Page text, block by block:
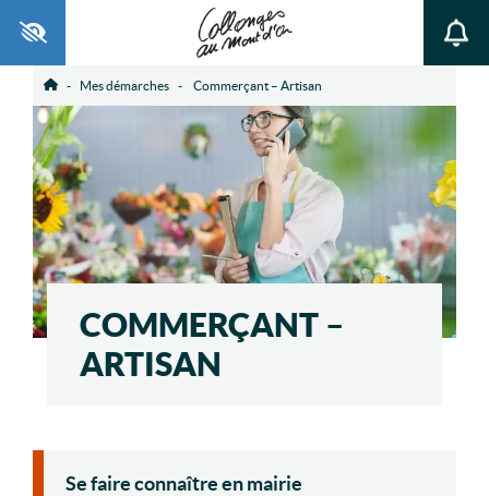
Mes démarches Commerçant – Artisan
COMMERÇANT –
ARTISAN
Se faire connaître en mairie
Ouvrir la barre d’outils